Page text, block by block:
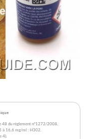
48 du règlement n°1272/2008.
à 16,6 mg/ml : H302.
4).